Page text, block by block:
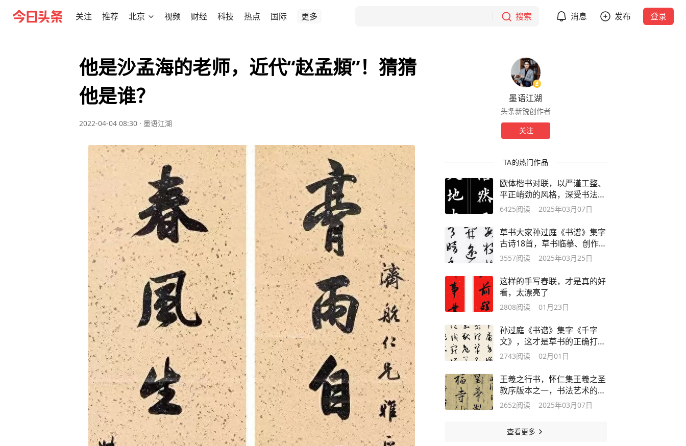
关注 推荐 北京 视频 财经 科技 热点 国际 更多 搜索 消息 发布 登录
他是沙孟海的老师，近代“赵孟頫”！猜猜
他是谁？
2022-04-04 08:30 · 墨语江湖
墨语江湖
头条新锐创作者
关注
TA的热门作品
欧体楷书对联，以严谨工整、
平正峭劲的风格，深受书法爱
好者喜爱
6425阅读 2025年03月07日
草书大家孙过庭《书谱》集字
古诗18首，草书临摹、创作必
备
3557阅读 2025年03月25日
这样的手写春联，才是真的好
看，太漂亮了
2808阅读 01月23日
孙过庭《书谱》集字《千字
文》，这才是草书的正确打开
方式
2743阅读 02月01日
王羲之行书，怀仁集王羲之圣
教序版本之一，书法艺术的巅
峰之作
2652阅读 2025年03月07日
查看更多